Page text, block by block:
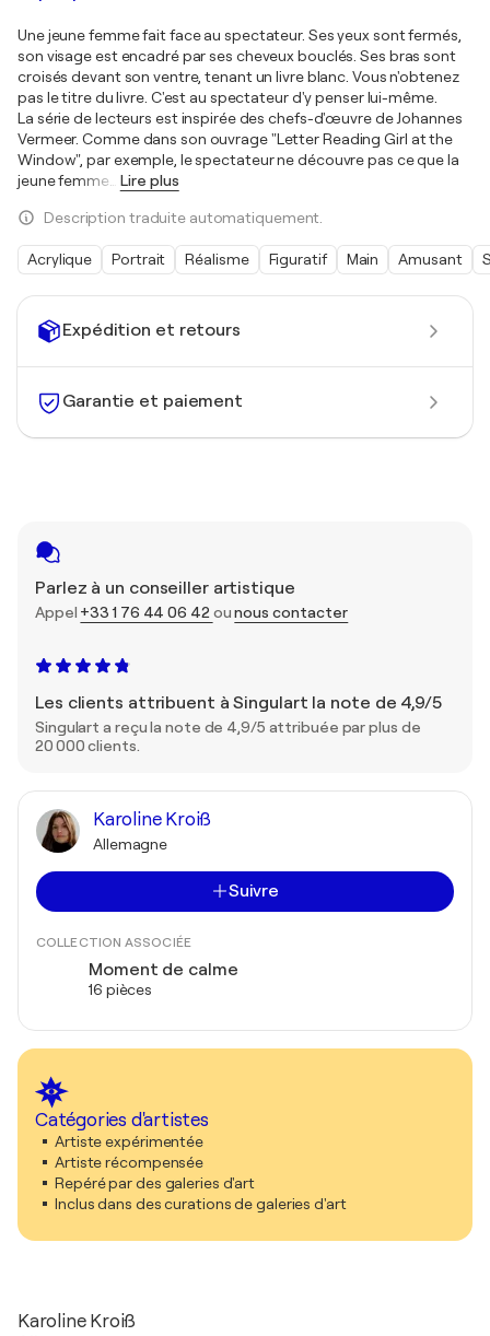
Expédition et retours
Garantie et paiement
Parlez à un conseiller artistique
Appel +33 1 76 44 06 42 ounous contacter
Les clients attribuent à Singulart la note de 4,9/5
Singulart a reçu la note de 4,9/5 attribuée par plus de
20 000 clients.
Karoline Kroiß
Allemagne
Suivre
COLLECTION ASSOCIÉE
Moment de calme
16 pièces
Catégories d'artistes
Artiste expérimentée
Artiste récompensée
Repéré par des galeries d'art
Inclus dans des curations de galeries d'art
Une jeune femme fait face au spectateur. Ses yeux sont fermés,
son visage est encadré par ses cheveux bouclés. Ses bras sont
croisés devant son ventre, tenant un livre blanc. Vous n'obtenez
pas le titre du livre. C'est au spectateur d'y penser lui-même.
La série de lecteurs est inspirée des chefs-d'œuvre de Johannes
Vermeer. Comme dans son ouvrage "Letter Reading Girl at the
Window", par exemple, le spectateur ne découvre pas ce que la
jeune femme
Lire plus
Description traduite automatiquement.
Acrylique Portrait Réalisme Figuratif Main Amusant
Karoline Kroiß